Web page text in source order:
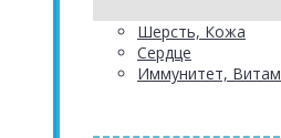
Шерсть, Кожа
Сердце
Иммунитет,